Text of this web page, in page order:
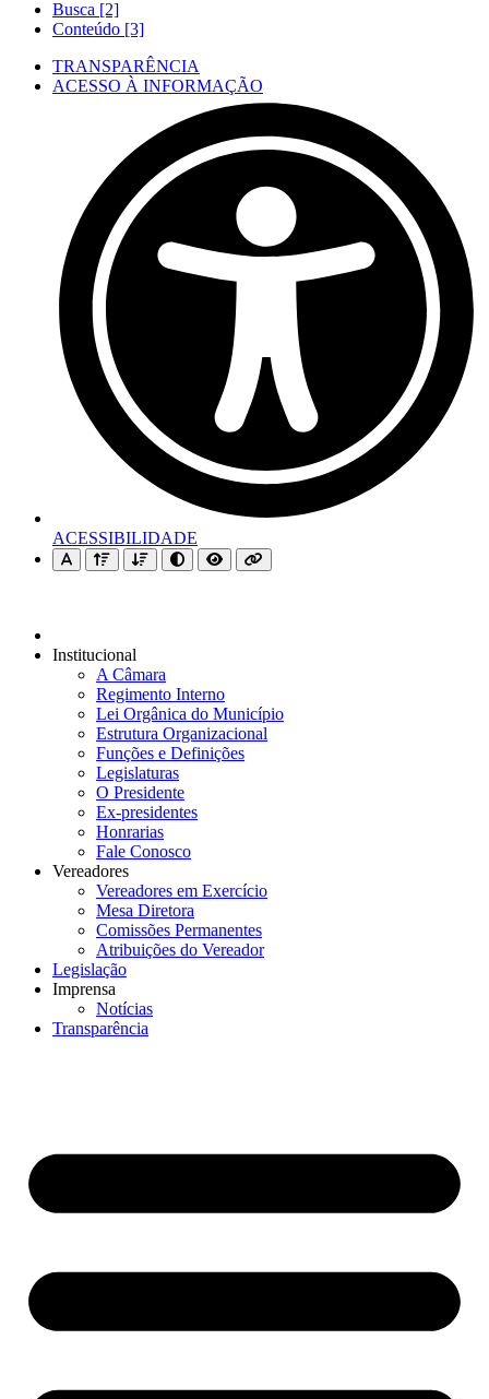
Busca [2]
Conteúdo [3]
TRANSPARÊNCIA
ACESSO À INFORMAÇÃO
ACESSIBILIDADE
Institucional
A Câmara
Regimento Interno
Lei Orgânica do Município
Estrutura Organizacional
Funções e Definições
Legislaturas
O Presidente
Ex-presidentes
Honrarias
Fale Conosco
Vereadores
Vereadores em Exercício
Mesa Diretora
Comissões Permanentes
Atribuições do Vereador
Legislação
Imprensa
Notícias
Transparência